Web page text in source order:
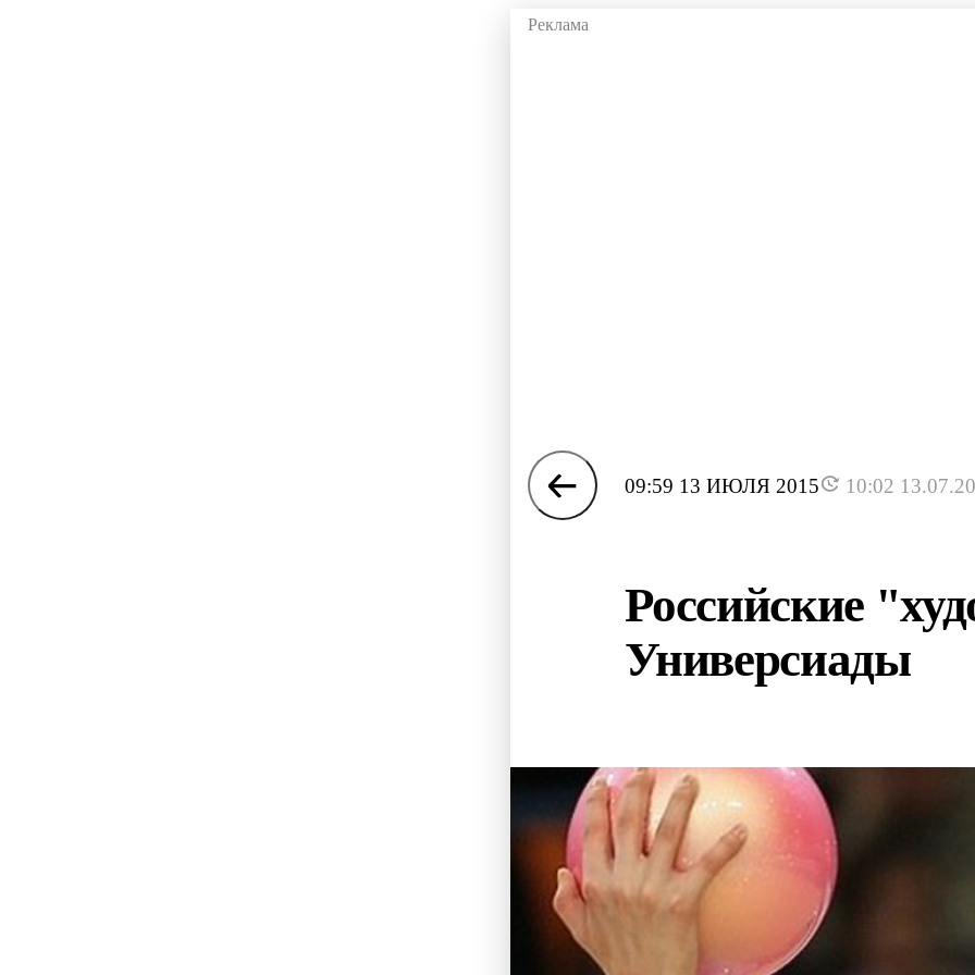
09:59 13 ИЮЛЯ 2015 10:02
Российские
Универсиады